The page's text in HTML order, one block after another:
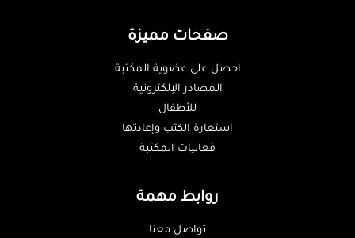
صفحات مميزة
احصل على عضوية المكتبة
المصادر الإلكترونية
للأطفال
استعارة الكتب وإعادتها
فعاليات المكتبة
روابط مهمة
تواصل معنا